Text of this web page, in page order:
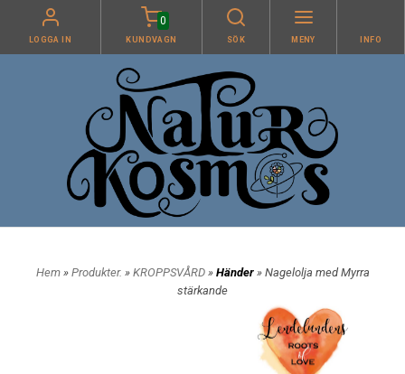
LOGGA IN
0
KUNDVAGN SÖK MENY INFO
Hem» Produkter. » KROPPSVÅRD » Händer » Nagelolja med Myrra
stärkande